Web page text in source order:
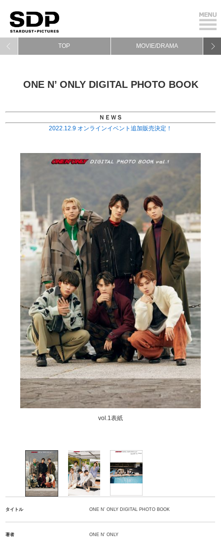
TOP MOVIE/DRAMA
ONE N’ ONLY DIGITAL PHOTO BOOK
ＮＥＷＳ
2022.12.9 オンラインイベント追加販売決定！
vol.1表紙
タイトル ONE N’ ONLY DIGITAL PHOTO BOOK
著者 ONE N' ONLY